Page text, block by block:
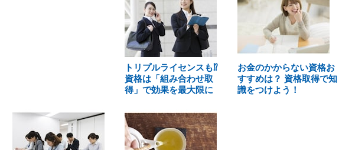
トリプルライセンスも⁉
資格は「組み合わせ取
得」で効果を最大限に
お金のかからない資格お
すすめは？ 資格取得で知
識をつけよう！